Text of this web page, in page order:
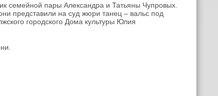
семейной пары Александра и Татьяны Чупровых.
представили на суд жюри танец – вальс под
городского Дома культуры Юлия